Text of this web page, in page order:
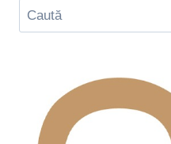
Caută